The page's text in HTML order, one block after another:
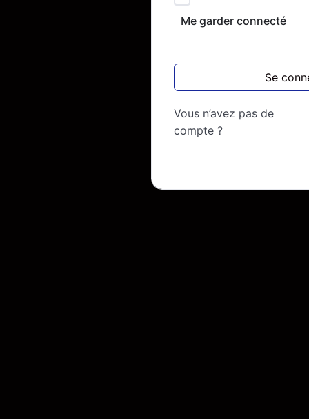
Me garder connecté
Se
Vous n’avez pas de
compte ?